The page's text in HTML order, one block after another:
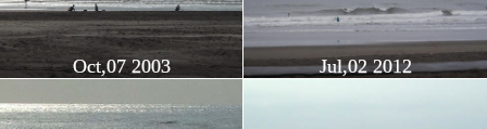
Oct,07 2003 Jul,02 2012